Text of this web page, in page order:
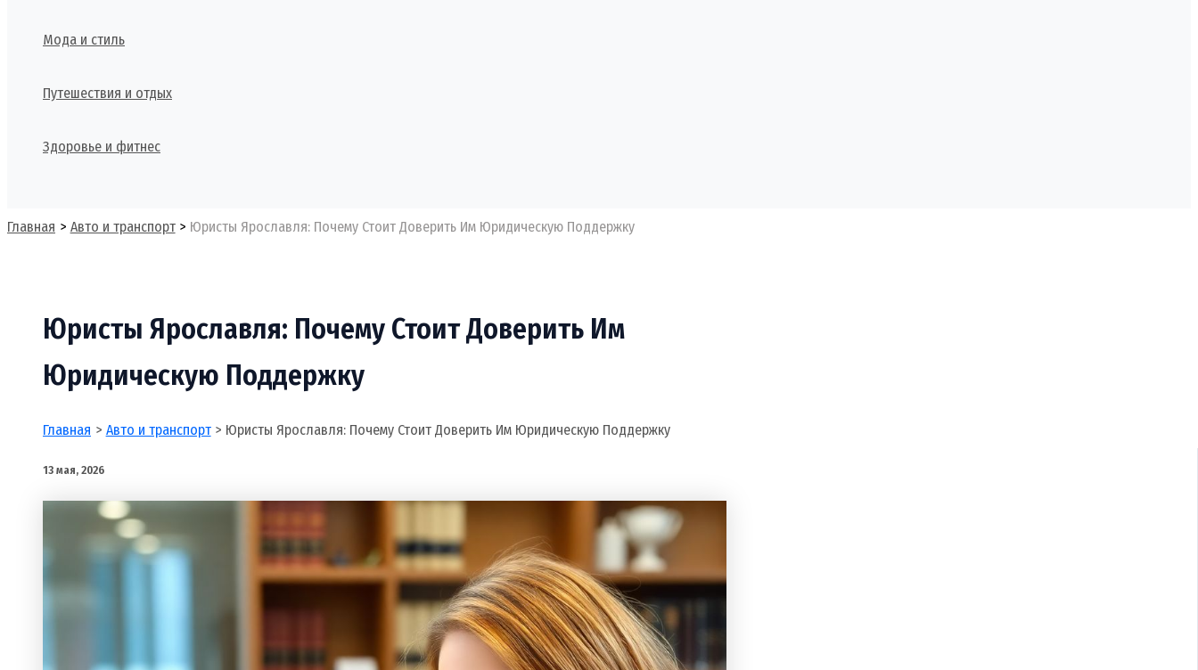
Мода и стиль
Путешествия и отдых
Здоровье и фитнес
Главная Авто и транспорт Юристы Ярославля: Почему Стоит Доверить Им Юридическую Поддержку
Юристы Ярославля: Почему Стоит Доверить Им
Юридическую Поддержку
Главная Авто и транспорт Юристы Ярославля: Почему Стоит Доверить Им Юридическую Поддержку
13 мая, 2026